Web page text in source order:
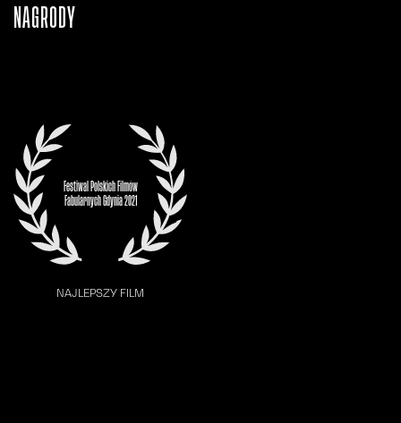
NAGRODY
Festiwal Polskich Filmów
Fabularnych Gdynia 2021
NAJLEPSZY FILM